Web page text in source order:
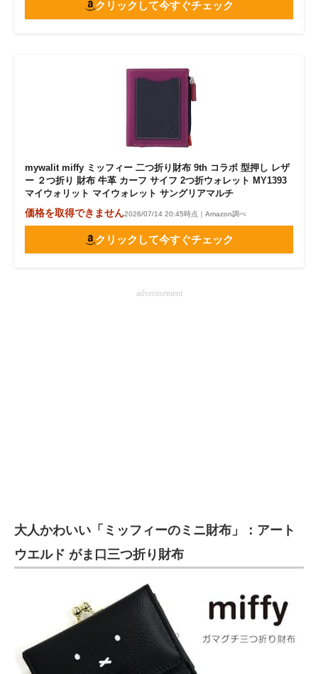
クリックして今すぐチェック
mywalit miffy ミッフィー 二つ折り財布 9th コラボ 型押し レザ
ー ２つ折り 財布 牛革 カーフ サイフ 2つ折ウォレット MY1393
マイウォリット マイウォレット サングリアマルチ
価格を取得できません2026/07/14 20:45時点｜Amazon調べ
クリックして今すぐチェック
advertisement
大人かわいい「ミッフィーのミニ財布」：アート
ウエルド がま口三つ折り財布